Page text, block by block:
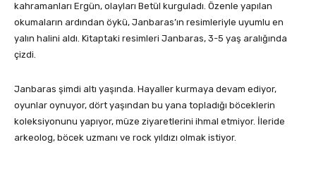
kahramanları Ergün, olayları Betül kurguladı. Özenle yapılan
okumaların ardından öykü, Janbaras’ın resimleriyle uyumlu en
yalın halini aldı. Kitaptaki resimleri Janbaras, 3-5 yaş aralığında
çizdi.
Janbaras şimdi altı yaşında. Hayaller kurmaya devam ediyor,
oyunlar oynuyor, dört yaşından bu yana topladığı böceklerin
koleksiyonunu yapıyor, müze ziyaretlerini ihmal etmiyor. İleride
arkeolog, böcek uzmanı ve rock yıldızı olmak istiyor.